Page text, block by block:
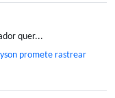
quer...
promete rastrear